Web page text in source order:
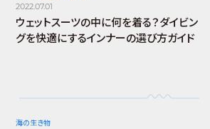
2022.07.01
ウェットスーツの中に何を着る？ダイビン
グを快適にするインナーの選び方ガイド
海の生き物